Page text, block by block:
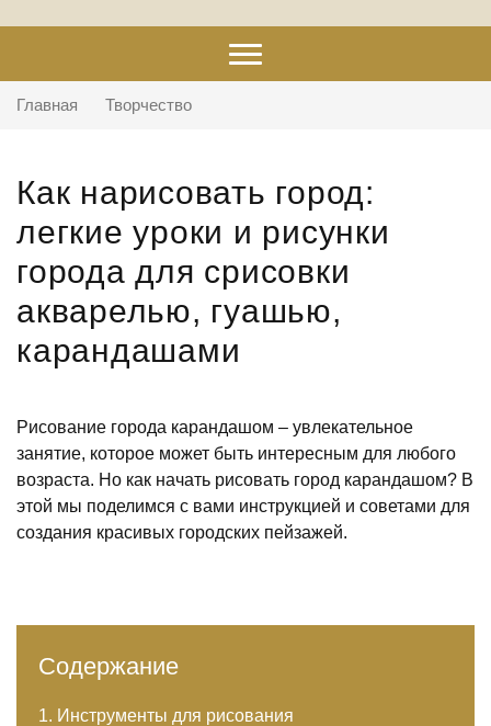
Главная Творчество
Как нарисовать город:
легкие уроки и рисунки
города для срисовки
акварелью, гуашью,
карандашами
Рисование города карандашом – увлекательное
занятие, которое может быть интересным для любого
возраста. Но как начать рисовать город карандашом? В
этой мы поделимся с вами инструкцией и советами для
создания красивых городских пейзажей.
Содержание
Инструменты для рисования